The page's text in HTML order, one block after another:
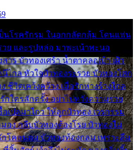
ป็นโรครักรุม ในอกกลัดกลุ้ม โดนแฟน
ย และรูปหล่อ มาพะเน้าพะนอ
สาร บัวทองเศร้า น้ำตาคลอเบ้า เฝ้า
ไกล หัวใจบัวทองระรวย บัวทองโศก
ชีวิตเคว้งคว้าง เมื่อรักห่างร้างไกล
กใครสักครั้ง อย่าไปหวังความรวย
เปลมาไกว ให้ลูกบัวทอง เวรกรรม
อง กลีบบัวทองต้องโรย บัวทองไม่
กโคลนตม บัวทองท้องกลม เพราะลืม